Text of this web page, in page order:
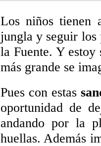
Los niños tienen
jungla y seguir los
la Fuente. Y estoy
más grande se
Pues con estas
oportunidad de
andando por la
huellas. Además